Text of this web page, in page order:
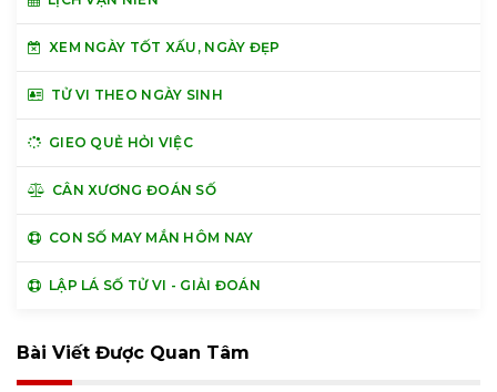
XEM NGÀY TỐT XẤU, NGÀY ĐẸP
TỬ VI THEO NGÀY SINH
GIEO QUẺ HỎI VIỆC
CÂN XƯƠNG ĐOÁN SỐ
CON SỐ MAY MẮN HÔM NAY
LẬP LÁ SỐ TỬ VI - GIẢI ĐOÁN
Bài Viết Được Quan Tâm